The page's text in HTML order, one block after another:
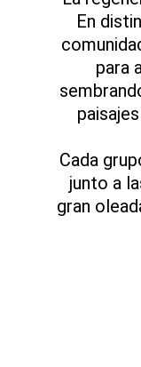
En
para
Cada
junto a
gran